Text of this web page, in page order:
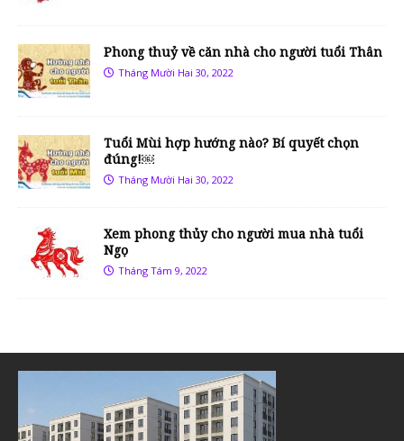
Phong thuỷ về căn nhà cho người tuổi Thân
Tháng Mười Hai 30, 2022
Tuổi Mùi hợp hướng nào? Bí quyết chọn
đúng!￼
Tháng Mười Hai 30, 2022
Xem phong thủy cho người mua nhà tuổi
Ngọ
Tháng Tám 9, 2022